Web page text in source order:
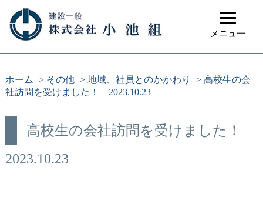
≡
メニュ一
ホーム > その他 > 地域、社員とのかかわり > 高校生の会
社訪問を受けました！ 2023.10.23
高校生の会社訪問を受けました！
2023.10.23